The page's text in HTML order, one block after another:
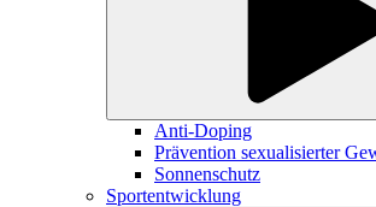
Anti-Doping
Prävention sexualisierter
Sonnenschutz
Sportentwicklung